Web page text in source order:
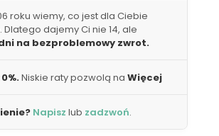
roku wiemy, co jest dla Ciebie
Dlatego dajemy Ci nie 14, ale
na bezproblemowy zwrot.
Niskie raty pozwolą na Więcej
Napisz lub zadzwoń.